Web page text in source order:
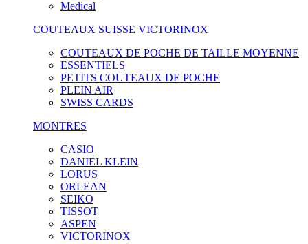
Medical
COUTEAUX SUISSE VICTORINOX
COUTEAUX DE POCHE DE TAILLE MOYENNE
ESSENTIELS
PETITS COUTEAUX DE POCHE
PLEIN AIR
SWISS CARDS
MONTRES
CASIO
DANIEL KLEIN
LORUS
ORLEAN
SEIKO
TISSOT
ASPEN
VICTORINOX